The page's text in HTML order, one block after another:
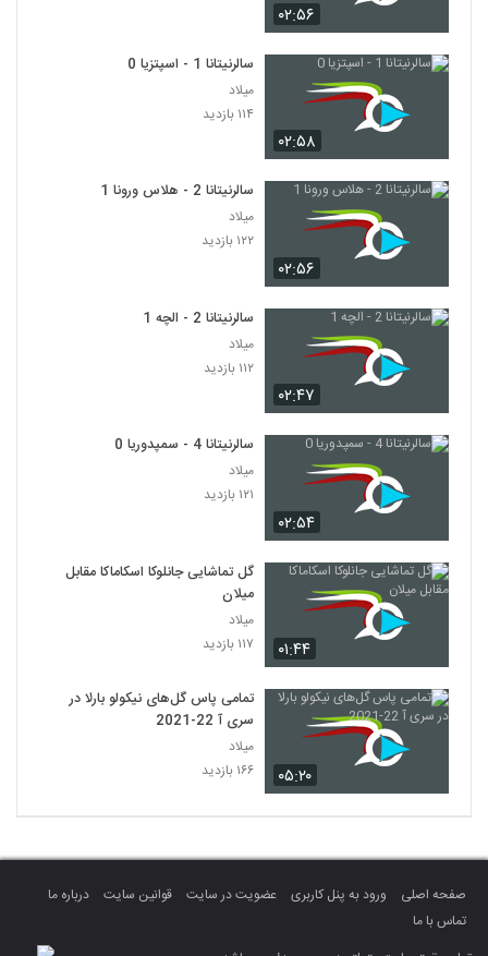
۰۲:۵۶
۰۲:۵۸
سالرنیتانا 1 - اسپتزیا 0
میلاد
۱۱۴ بازدید
۰۲:۵۶
سالرنیتانا 2 - هلاس ورونا 1
میلاد
۱۲۲ بازدید
۰۲:۴۷
سالرنیتانا 2 - الچه 1
میلاد
۱۱۲ بازدید
۰۲:۵۴
سالرنیتانا 4 - سمپدوریا 0
میلاد
۱۲۱ بازدید
۰۱:۴۴
گل تماشایی جانلوکا اسکاماکا مقابل
میلان
میلاد
۱۱۷ بازدید
۰۵:۲۰
تمامی پاس گل‌های نیکولو بارلا در
سری آ 22-2021
میلاد
۱۶۶ بازدید
صفحه اصلی ورود به پنل کاربری عضویت در سایت قوانین سایت
درباره ما
تماس با ما